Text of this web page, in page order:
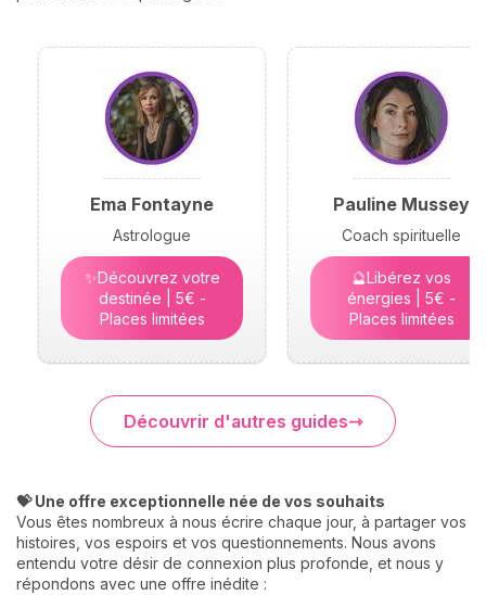
Ema Fontayne
Astrologue
✨Découvrez votre
destinée | 5€ -
Places limitées
Pauline Mussey
Coach spirituelle
🔮Libérez vos
énergies | 5€ -
Places limitées
Découvrir d'autres guides
💝 Une offre exceptionnelle née de vos souhaits
Vous êtes nombreux à nous écrire chaque jour, à partager vos
histoires, vos espoirs et vos questionnements. Nous avons
entendu votre désir de connexion plus profonde, et nous y
répondons avec une offre inédite :